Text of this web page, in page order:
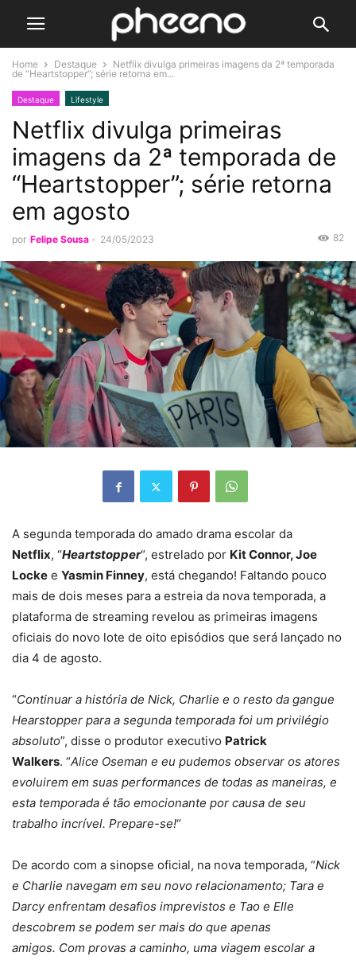
Home Destaque
Netflix divulga primeiras imagens da 2ª temporada
de “Heartstopper”; série retorna em...
Destaque Lifestyle
Netflix divulga primeiras
imagens da 2ª temporada de
“Heartstopper”; série retorna
em agosto
por Felipe Sousa - 24/05/2023 82
A segunda temporada do amado drama escolar da
Netflix, “Heartstopper“, estrelado por Kit Connor, Joe
Locke e Yasmin Finney, está chegando! Faltando pouco
mais de dois meses para a estreia da nova temporada, a
plataforma de streaming revelou as primeiras imagens
oficiais do novo lote de oito episódios que será lançado no
dia 4 de agosto.
“Continuar a história de Nick, Charlie e o resto da gangue
Hearstopper para a segunda temporada foi um privilégio
absoluto”, disse o produtor executivo Patrick
Walkers. “Alice Oseman e eu pudemos observar os atores
evoluirem em suas performances de todas as maneiras, e
esta temporada é tão emocionante por causa de seu
trabalho incrível. Prepare-se!“
De acordo com a sinopse oficial, na nova temporada, “Nick
e Charlie navegam em seu novo relacionamento; Tara e
Darcy enfrentam desafios imprevistos e Tao e Elle
descobrem se podem ser mais do que apenas
amigos. Com provas a caminho, uma viagem escolar a